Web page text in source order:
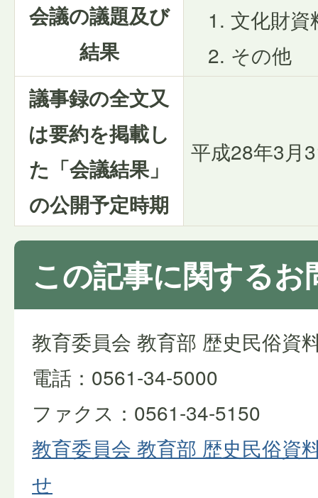
会議の議題及び
結果
文化財
その他
議事録の全文又
は要約を掲載し
た「会議結果」
の公開予定時期
平成28年3月
この記事に関するお
教育委員会 教育部 歴史民俗資
電話：0561-34-5000
ファクス：0561-34-5150
教育委員会 教育部 歴史民俗資
せ